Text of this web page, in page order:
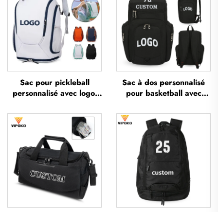
Sac pour pickleball
personnalisé avec logo,
tennis, sac pour
badminton, sac pour
raquettes et palettes, sac
pour paddle-tennis et
badminton
Sac à dos personnalisé
pour basketball avec
imperméable,
décontracté, scolaire,
thermosublimé, pour
football et basketball